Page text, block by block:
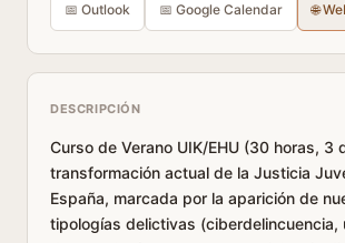
📅 Outlook 📅 Google Calendar 🌐
DESCRIPCIÓN
Curso de Verano UIK/EHU (30 horas, 3
transformación actual de la Justicia
España, marcada por la aparición de
tipologías delictivas (ciberdelincuencia,